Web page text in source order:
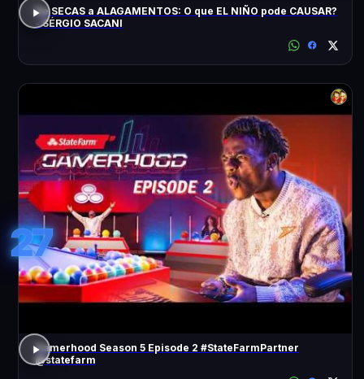
De SECAS a ALAGAMENTOS: O que EL NIÑO pode CAUSAR?
- SÉRGIO SACANI
27
Gamerhood Season 5 Episode 2 #StateFarmPartner
@statefarm